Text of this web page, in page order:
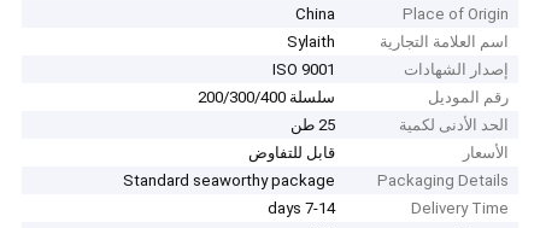
Place of Origin
China
اسم العلامة التجارية
Sylaith
إصدار الشهادات
ISO 9001
رقم الموديل
سلسلة 200/300/400
الحد الأدنى لكمية
25 طن
الأسعار
قابل للتفاوض
Packaging Details
Standard seaworthy package
Delivery Time
7-14 days